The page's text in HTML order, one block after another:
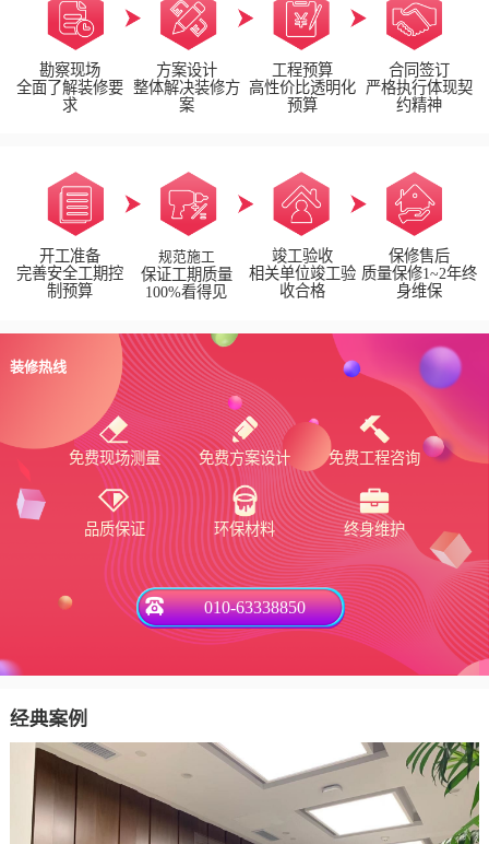
勘察现场
全面了解装修要
求
方案设计
整体解决装修方
案
工程预算
高性价比透明化
预算
合同签订
严格执行体现契
约精神
开工准备
完善安全工期控
制预算
规范施工
保证工期质量
100%看得见
竣工验收
相关单位竣工验
收合格
保修售后
质量保修1~2年终
身维保
装修热线
免费现场测量 免费方案设计 免费工程咨询
品质保证 环保材料 终身维护
010-63338850